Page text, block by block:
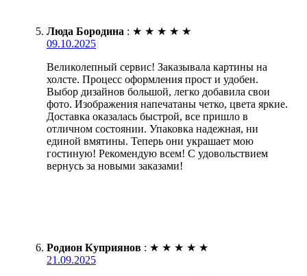
Люда Бородина : ★ ★ ★ ★ ★
09.10.2025
Великолепный сервис! Заказывала картины на
холсте. Процесс оформления прост и удобен.
Выбор дизайнов большой, легко добавила свои
фото. Изображения напечатаны четко, цвета яркие.
Доставка оказалась быстрой, все пришло в
отличном состоянии. Упаковка надежная, ни
единой вмятины. Теперь они украшает мою
гостиную! Рекомендую всем! С удовольствием
вернусь за новыми заказами!
Родион Куприянов : ★ ★ ★ ★ ★
21.09.2025